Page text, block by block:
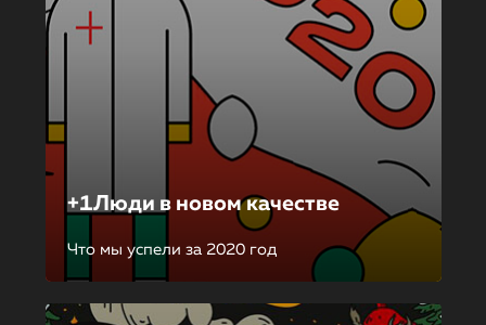
+1Люди в новом качестве
Что мы успели за 2020 год